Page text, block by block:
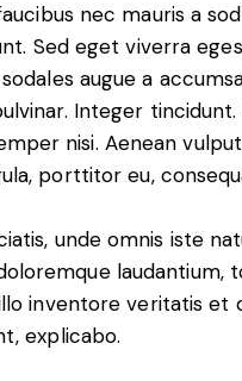
nec mauris a
Sed eget viverra
augue a
Integer tincidunt.
nisi. Aenean
porttitor eu,
unde omnis iste
laudantium,
inventore veritatis et
explicabo.